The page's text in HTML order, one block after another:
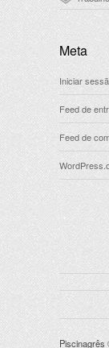
Meta
Iniciar
Feed de
Feed de
Piscinagrês